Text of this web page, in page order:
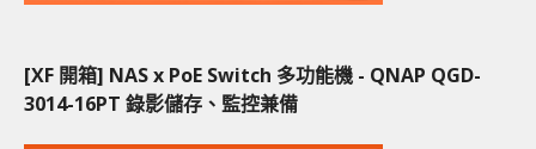
[XF 開箱] NAS x PoE Switch 多功能機 - QNAP QGD-
3014-16PT 錄影儲存、監控兼備